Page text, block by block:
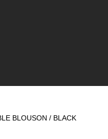
BLOUSON / BLACK